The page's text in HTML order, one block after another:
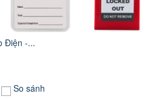
Điện -...
So sánh